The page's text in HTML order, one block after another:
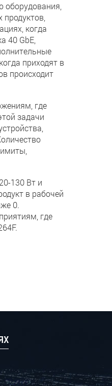
оборудования,
когда
40 GbE,
приходят в
происходит
где
задачи
130 Вт и
в рабочей
0.
где